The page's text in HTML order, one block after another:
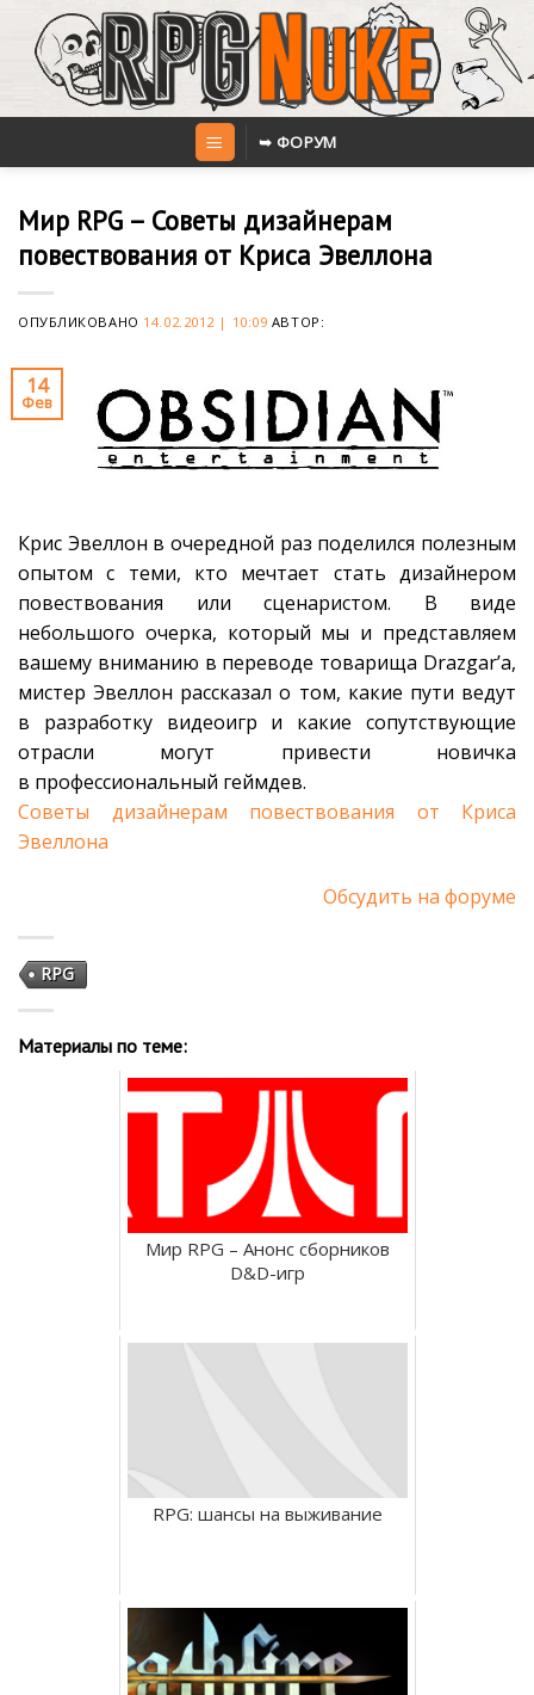
content
➥ ФОРУМ
Мир RPG – Советы дизайнерам
повествования от Криса Эвеллона
ОПУБЛИКОВАНО 14.02.2012 | 10:09 АВТОР:
14
Фев
Крис Эвеллон в очередной раз поделился полезным
опытом с теми, кто мечтает стать дизайнером
повествования или сценаристом. В виде
небольшого очерка, который мы и представляем
вашему вниманию в переводе товарища Drazgar’а,
мистер Эвеллон рассказал о том, какие пути ведут
в разработку видеоигр и какие сопутствующие
отрасли могут привести новичка
в профессиональный геймдев.
Советы дизайнерам повествования от Криса
Эвеллона
Обсудить на форуме
RPG
Материалы по теме:
Мир RPG – Анонс сборников
D&D-игр
RPG: шансы на выживание